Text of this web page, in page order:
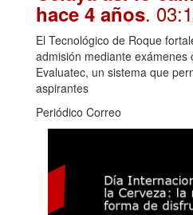
hace 4 años.
El Tecnológico de Roque
admisión mediante exámenes
Evaluatec, un sistema que
aspirantes
Periódico Correo